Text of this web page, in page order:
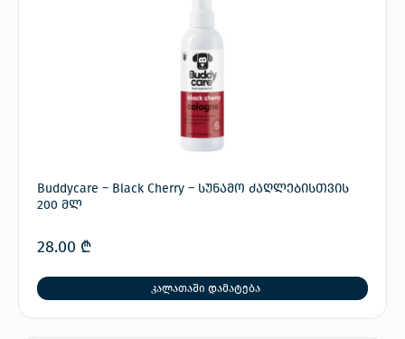
Buddycare – Black Cherry – სუნამო ძაღლებისთვის
200 მლ
28.00 ₾
კალათაში დამატება